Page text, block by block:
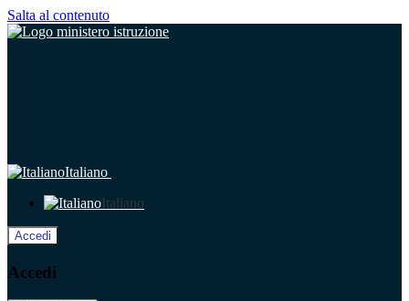
Salta al contenuto
Italiano
Italiano
Accedi
Accedi